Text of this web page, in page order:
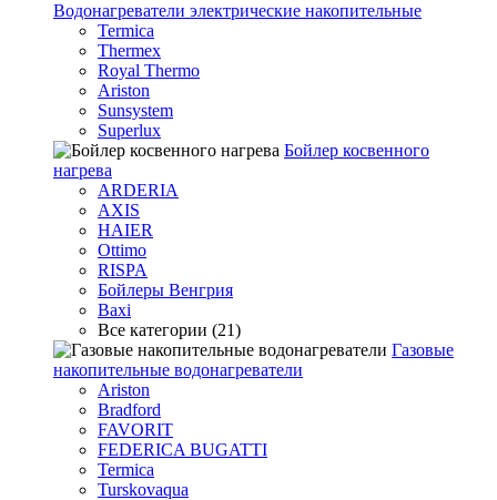
Водонагреватели электрические накопительные
Termica
Thermex
Royal Thermo
Ariston
Sunsystem
Superlux
Бойлер косвенного
нагрева
ARDERIA
AXIS
HAIER
Ottimo
RISPA
Бойлеры Венгрия
Baxi
Все категории (21)
Газовые
накопительные водонагреватели
Ariston
Bradford
FAVORIT
FEDERICA BUGATTI
Termica
Turskovaqua